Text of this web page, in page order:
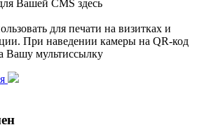
Вашей CMS здесь
для печати на визитках и
При наведении камеры на QR-код
Вашу мультиссылку